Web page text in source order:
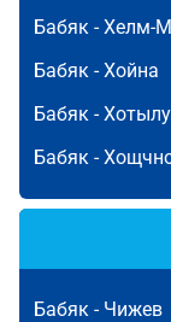
Бабяк -Хелм-
Бабяк -Хойна
Бабяк -
Бабяк -
Бабяк - Чижев